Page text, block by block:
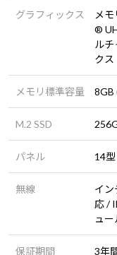
グラフィックス
メ
®
ル
クス
メモリ標準容量 8GB
M.2 SSD
パネル 14
無線
イ
応 /
ュ
保証期間 3年